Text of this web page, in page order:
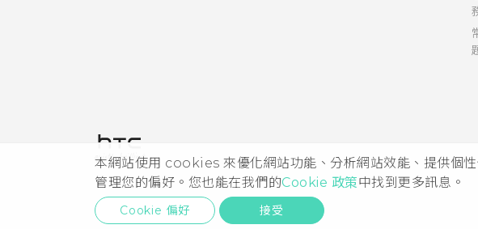
本網站使用 cookies 來優化網站功能、分析網站效能、提供個
管理您的偏好。您也能在我們的Cookie 政策中找到更多訊息。
Cookie 偏好 接受